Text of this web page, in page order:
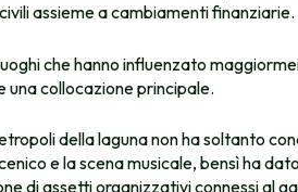
assieme a cambiamenti finanziarie.
che hanno influenzato
una collocazione principale.
della laguna non ha soltanto
e la scena musicale, bensì ha
di assetti organizzativi connessi al